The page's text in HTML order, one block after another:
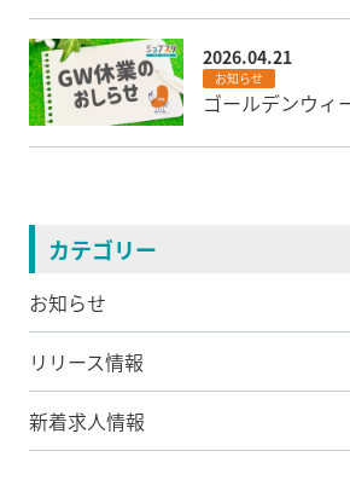
2026.04.21
お知らせ
ゴールデンウィ
カテゴリー
お知らせ
リリース情報
新着求人情報